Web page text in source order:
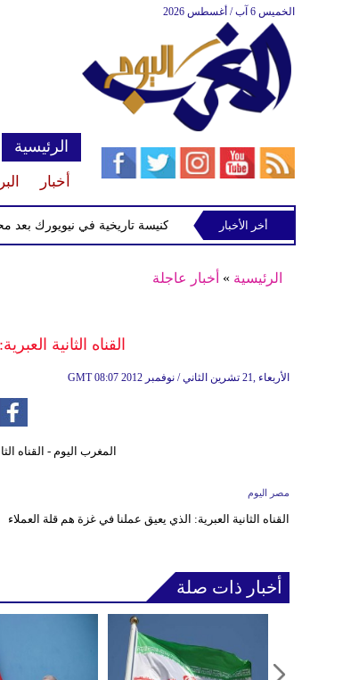
الخميس 6 آب / أغسطس 2026
الرئيسية
أخبار
القبض على متهم بإحراق كنيسة تاريخية في نيويورك بعد
أخر الأخبار
الرئيسية » أخبار عاجلة
القناه الثانية
GMT 08:07 2012 الأربعاء ,21 تشرين الثاني / نوفمبر
مصر اليوم
القناه الثانية العبرية: الذي يعيق عملنا في غزة هم قلة العملاء
أخبار ذات صلة